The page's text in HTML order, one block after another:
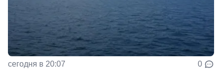
сегодня в 20:07 0